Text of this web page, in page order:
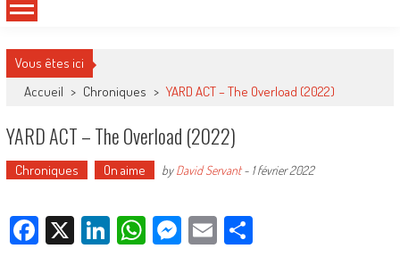
Vous êtes ici
Accueil > Chroniques > YARD ACT – The Overload (2022)
YARD ACT – The Overload (2022)
Chroniques On aime byDavid Servant- 1 février 2022
Facebook
X LinkedIn
WhatsApp
Messenger
EmailPartager